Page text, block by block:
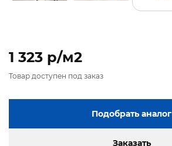
1 323 p/м2
Товар доступен под заказ
Подобрать аналог
Заказать